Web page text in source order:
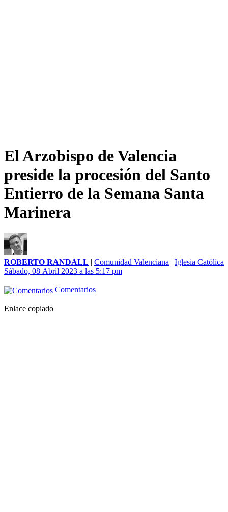
El Arzobispo de Valencia
preside la procesión del Santo
Entierro de la Semana Santa
Marinera
ROBERTO RANDALL | Comunidad Valenciana | Iglesia Católica
Sábado, 08 Abril 2023 a las 5:17 pm
Comentarios
Enlace copiado